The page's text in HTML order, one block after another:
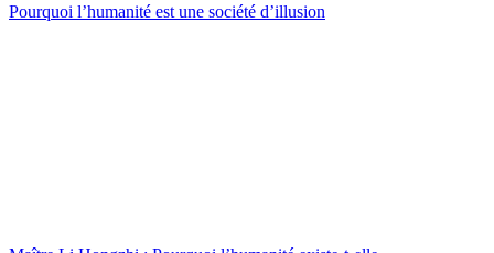
Pourquoi l’humanité est une société d’illusion